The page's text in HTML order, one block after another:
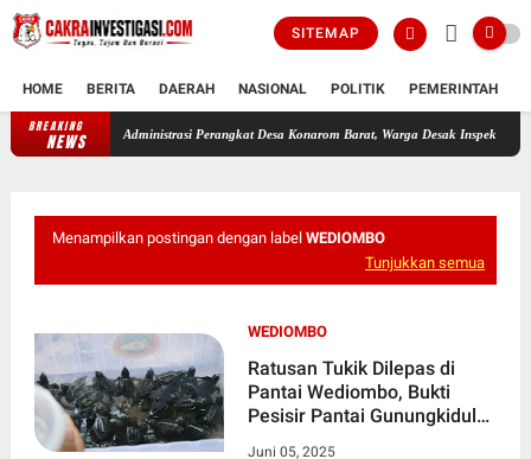
SITEMAP
HOME BERITA DAERAH NASIONAL POLITIK PEMERINTAH
BREAKING
NEWS
Administrasi Perangkat Desa Konarom Barat, Warga Desak Inspektorat dan APH
Menampilkan postingan dengan label WEDIOMBO
Tunjukkan semua
WEDIOMBO
Ratusan Tukik Dilepas di
Pantai Wediombo, Bukti
Pesisir Pantai Gunungkidul
Juni 05, 2025